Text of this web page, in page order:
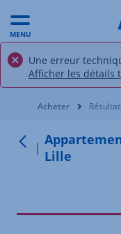
MENU
Une erreur
Afficher les détails
Vous êtes ici:
Acheter
RetourLille